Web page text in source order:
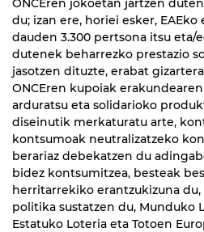
ONCEren jokoetan jartzen
du; izan ere, horiei esker,
dauden 3.300 pertsona itsu
dutenek beharrezko prestazio
jasotzen dituzte, erabat
ONCEren kupoiak
arduratsu eta solidarioko
diseinutik merkaturatu arte,
kontsumoak neutralizatzeko
berariaz debekatzen du
bidez kontsumitzea, besteak
herritarrekiko erantzukizuna
politika sustatzen du, Munduko
Estatuko Loteria eta Totoen